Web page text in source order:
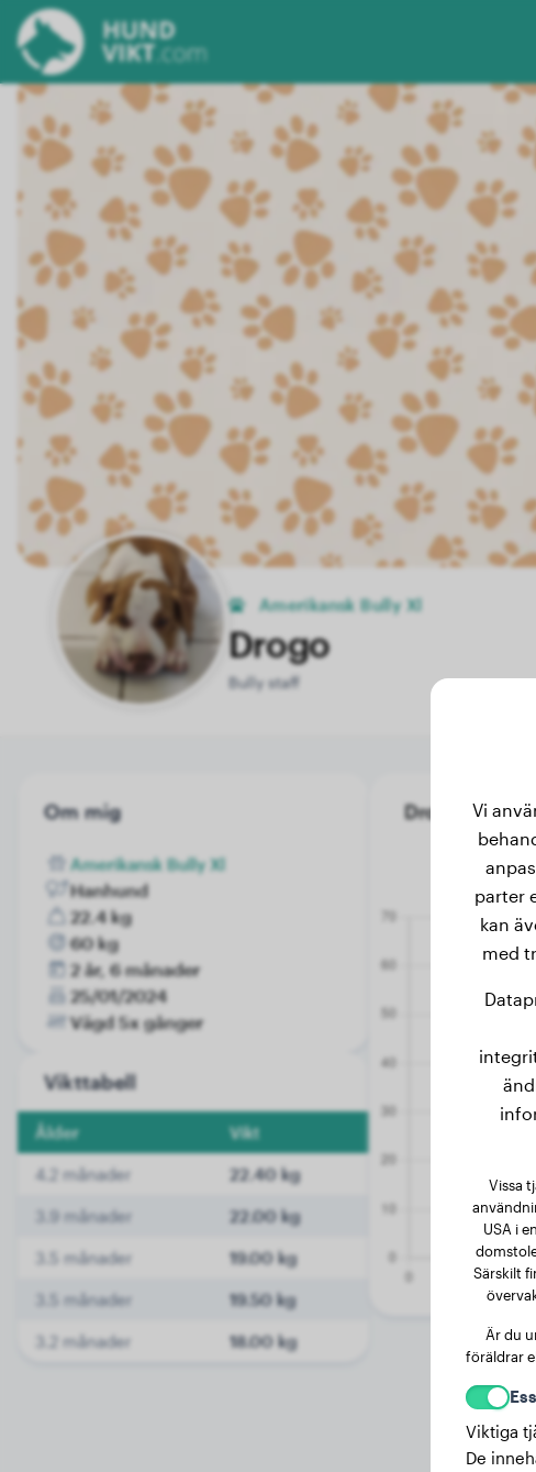
Amerikansk Bully Xl
Drogo
Bully staff
Om mig
Amerikansk Bully Xl
Hanhund
22.4 kg
60 kg
2 år, 6 månader
25/01/2024
Vägd 5x gånger
Vikttabell
Ålder Vikt
4.2 månader 22.40 kg
3.9 månader 22.00 kg
3.5 månader 19.00 kg
3.5 månader 19.50 kg
3.2 månader 18.00 kg
Drogo'sVi
parter
kan
med
Vissa
USA i
Särskilt
Är du
föräldrar
Viktiga
De